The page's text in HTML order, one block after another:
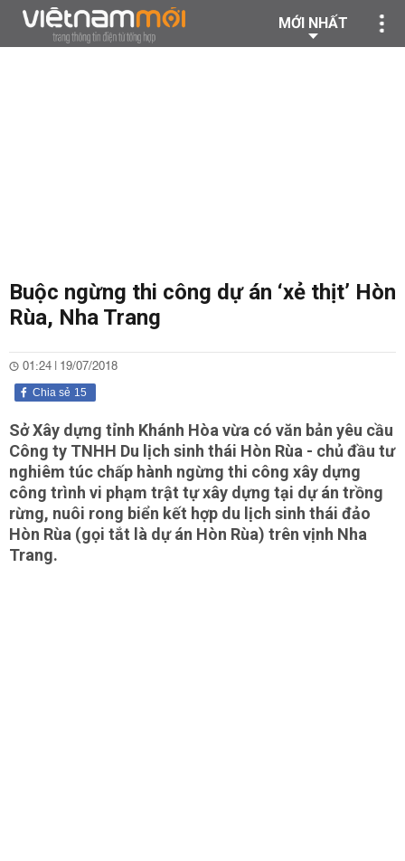
MỚI NHẤT
Buộc ngừng thi công dự án ‘xẻ thịt’ Hòn
Rùa, Nha Trang
01:24 | 19/07/2018
15
Chia sẻ
Sở Xây dựng tỉnh Khánh Hòa vừa có văn bản yêu cầu
Công ty TNHH Du lịch sinh thái Hòn Rùa - chủ đầu tư
nghiêm túc chấp hành ngừng thi công xây dựng
công trình vi phạm trật tự xây dựng tại dự án trồng
rừng, nuôi rong biển kết hợp du lịch sinh thái đảo
Hòn Rùa (gọi tắt là dự án Hòn Rùa) trên vịnh Nha
Trang.